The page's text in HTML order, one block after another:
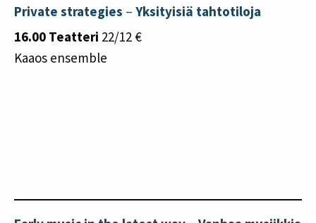
Private strategies – Yksityisiä tahtotiloja
16.00 Teatteri 22/12 €
Kaaos ensemble